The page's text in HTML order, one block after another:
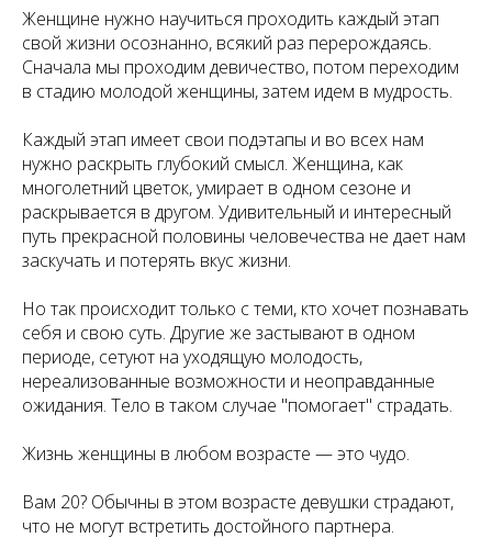
Женщине нужно научиться проходить каждый этап
свой жизни осознанно, всякий раз перерождаясь.
Сначала мы проходим девичество, потом переходим
в стадию молодой женщины, затем идем в мудрость.
Каждый этап имеет свои подэтапы и во всех нам
нужно раскрыть глубокий смысл. Женщина, как
многолетний цветок, умирает в одном сезоне и
раскрывается в другом. Удивительный и интересный
путь прекрасной половины человечества не дает нам
заскучать и потерять вкус жизни.
Но так происходит только с теми, кто хочет познавать
себя и свою суть. Другие же застывают в одном
периоде, сетуют на уходящую молодость,
нереализованные возможности и неоправданные
ожидания. Тело в таком случае "помогает" страдать.
Жизнь женщины в любом возрасте — это чудо.
Вам 20? Обычны в этом возрасте девушки страдают,
что не могут встретить достойного партнера.